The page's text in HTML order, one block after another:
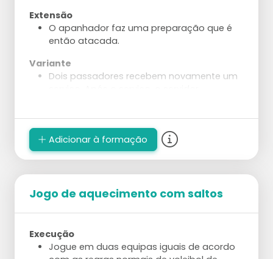
Extensão
O apanhador faz uma preparação que é
então atacada.
Variante
Dois passadores recebem novamente um
Depois que o passe é dado, o passador
observa onde o servidor está.
Segue-se uma preparação e ataque,
servidor torna-se passador reserva, o
passador que atacou torna-se o
levantador, e o levantador torna-se
servidor.
Adicionar à formação
Jogo de aquecimento com saltos
Execução
Jogue em duas equipas iguais de acordo